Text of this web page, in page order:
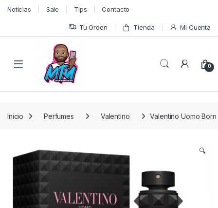
Skip to navigation
Skip to content
Noticias Sale Tips Contacto
Tu Orden Tienda Mi Cuenta
0
Inicio Perfumes Valentino Valentino Uomo
🔍